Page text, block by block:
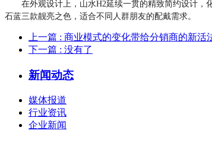
在外观设计上，山水H2延续一贯的精致简约设计，化
石蓝三款靓亮之色，适合不同人群朋友的配戴需求。
上一篇 : 商业模式的变化带给分销商的新活
下一篇 : 没有了
新闻动态
媒体报道
行业资讯
企业新闻